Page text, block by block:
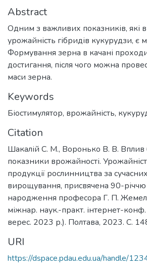
Abstract
Одним з важливих показників, які
урожайність гібридів кукурудзи, є
Формування зерна в качані
достигання, після чого можна
маси зерна.
Keywords
Біостимулятор, врожайність,
Citation
Шакалій С. М., Воронько В. В. Вплив
показники врожайності.
продукції рослинництва за
вирощування, присвячена 90-
народження професора Г. П.
міжнар. наук.-практ. інтернет-
верес. 2023 р.). Полтава, 2023. С.
URI
https://dspace.pdau.edu.ua/handle/